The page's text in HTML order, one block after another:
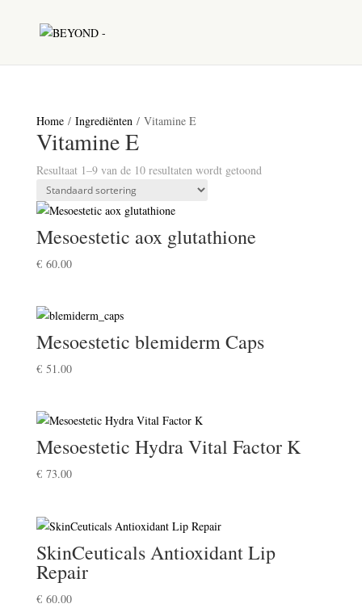
Home/ Ingrediënten/ Vitamine E
Vitamine E
Resultaat 1–9 van de 10 resultaten wordt getoond
Mesoestetic aox glutathione
€60.00
Mesoestetic blemiderm Caps
€51.00
Mesoestetic Hydra Vital Factor K
€73.00
SkinCeuticals Antioxidant Lip
Repair
€60.00